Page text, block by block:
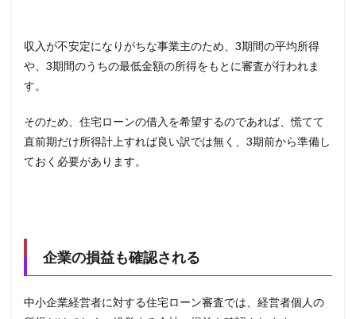
収入が不安定になりがちな事業主のため、 3期間の平均所得
や、 3期間のうちの最低金額の所得をもとに審査が行われま
す。
そのため、住宅ローンの借入を希望するのであれば、慌てて
直前期だけ所得計上すれば良い訳では無く、 3期前から準備し
ておく必要があります。
企業の損益も確認される
中小企業経営者に対する住宅ローン審査では、経営者個人の